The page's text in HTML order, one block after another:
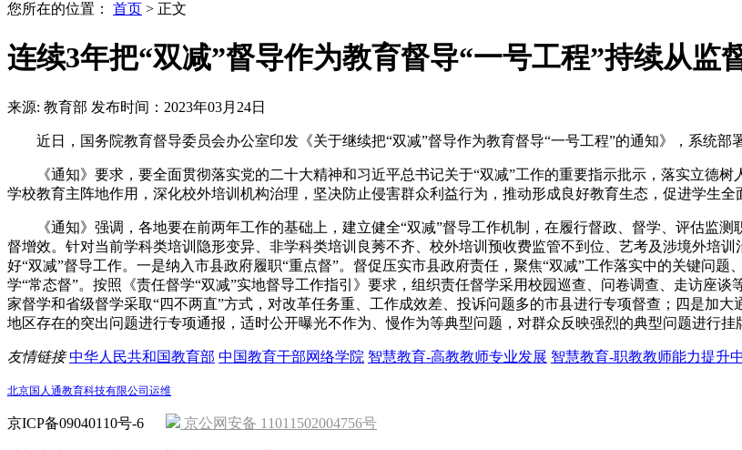
您所在的位置： 首页 > 正文
连续3年把“双减”督导作为教育督导“一号工程”持续从监
来源: 教育部 发布时间：2023年03月24日
近日，国务院教育督导委员会办公室印发《关于继续把“双减”督导作为教育督导“一号工程”的通知》，系统部
《通知》要求，要全面贯彻落实党的二十大精神和习近平总书记关于“双减”工作的重要指示批示，落实立德
学校教育主阵地作用，深化校外培训机构治理，坚决防止侵害群众利益行为，推动形成良好教育生态，促进学生全
《通知》强调，各地要在前两年工作的基础上，建立健全“双减”督导工作机制，在履行督政、督学、评估监
督增效。针对当前学科类培训隐形变异、非学科类培训良莠不齐、校外培训预收费监管不到位、艺考及涉境外培
好“双减”督导工作。一是纳入市县政府履职“重点督”。督促压实市县政府责任，聚焦“双减”工作落实中的关键问
学“常态督”。按照《责任督学“双减”实地督导工作指引》要求，组织责任督学采用校园巡查、问卷调查、走访座
家督学和省级督学采取“四不两直”方式，对改革任务重、工作成效差、投诉问题多的市县进行专项督查；四是加
地区存在的突出问题进行专项通报，适时公开曝光不作为、慢作为等典型问题，对群众反映强烈的典型问题进行挂
友情链接 中华人民共和国教育部 中国教育干部网络学院 智慧教育-高教教师专业发展 智慧教育-职教教师能力提升
北京国人通教育科技有限公司运维
京ICP备09040110号-6 京公网安备 11011502004756号